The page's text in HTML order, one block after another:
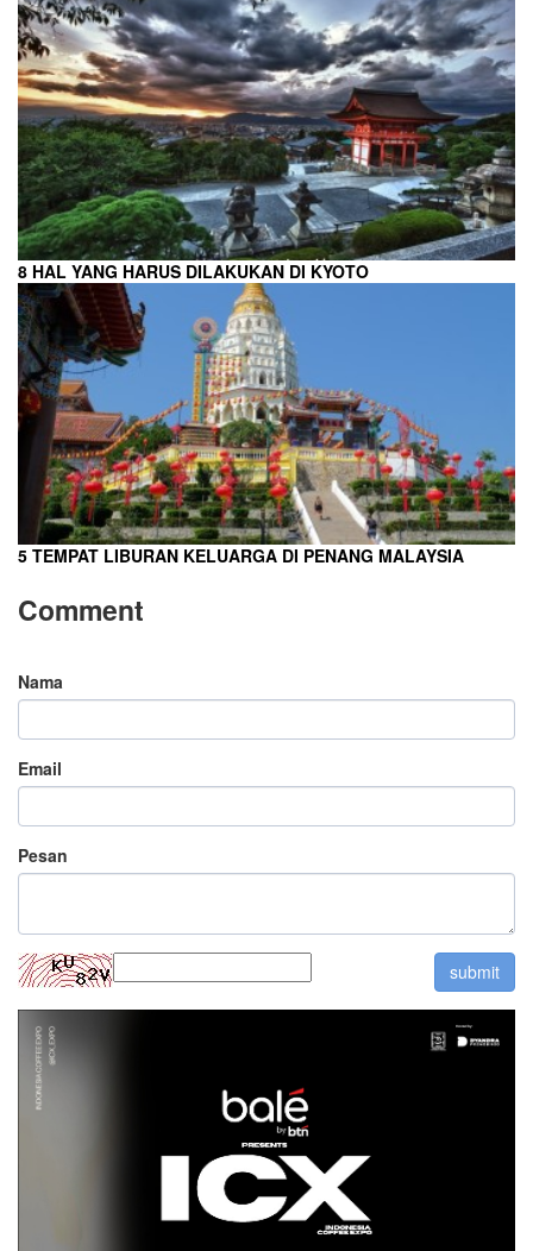
8 HAL YANG HARUS DILAKUKAN DI KYOTO
5 TEMPAT LIBURAN KELUARGA DI PENANG MALAYSIA
Comment
Nama
Email
Pesan